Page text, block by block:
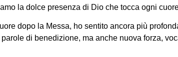
la dolce presenza di Dio che tocca ogni
dopo la Messa, ho sentito ancora più
di benedizione, ma anche nuova forza,